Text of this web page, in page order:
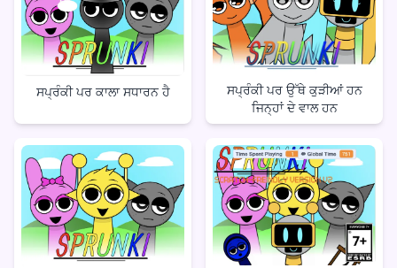
ਸਪ੍ਰੰਕੀ ਪਰ ਕਾਲਾ ਸਧਾਰਨ ਹੈ
ਸਪ੍ਰੰਕੀ ਪਰ ਉੱਥੇ ਕੁੜੀਆਂ ਹਨ
ਜਿਨ੍ਹਾਂ ਦੇ ਵਾਲ ਹਨ